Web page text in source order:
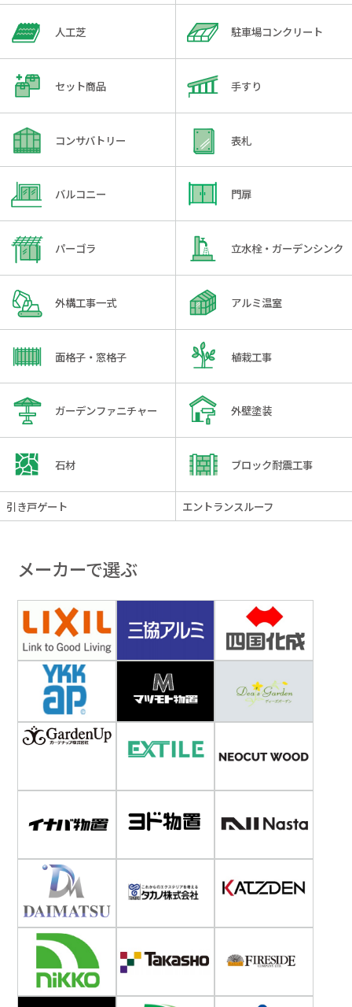
人工芝 駐車場コンクリート
セット商品 手すり
コンサバトリー 表札
バルコニー 門扉
パーゴラ 立水栓・ガーデンシンク
外構工事一式 アルミ温室
面格子・窓格子 植栽工事
ガーデンファニチャー 外壁塗装
石材 ブロック耐震工事
引き戸ゲート エントランスルーフ
メーカーで選ぶ